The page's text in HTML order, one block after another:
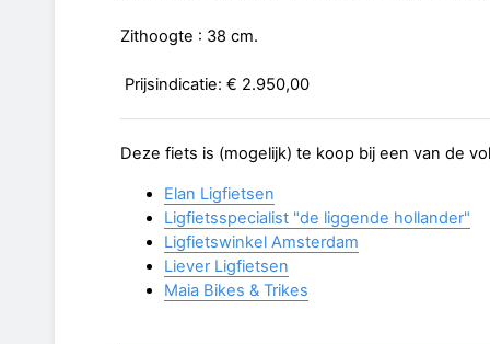
Zithoogte : 38 cm.
Prijsindicatie: € 2.950,00
Deze fiets is (mogelijk) te koop bij een van de
Elan Ligfietsen
Ligfietsspecialist "de liggende hollander"
Ligfietswinkel Amsterdam
Liever Ligfietsen
Maia Bikes & Trikes